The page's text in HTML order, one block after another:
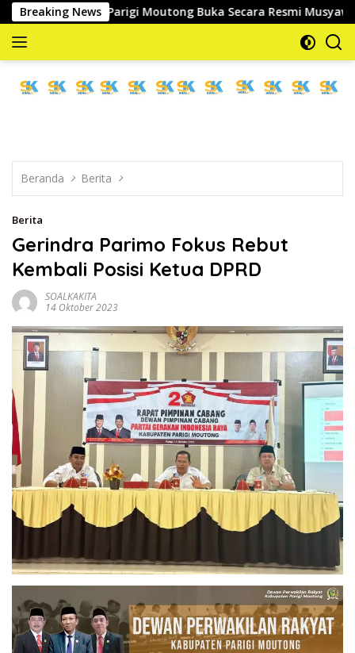
Langsung
ke
konten
Breaking News
Kesra Parigi Moutong Buka Secara Resmi Musyawarah
mengabarkan
Beranda Berita
Berita
Gerindra Parimo Fokus Rebut
Kembali Posisi Ketua DPRD
SOALKAKITA
14 Oktober 2023